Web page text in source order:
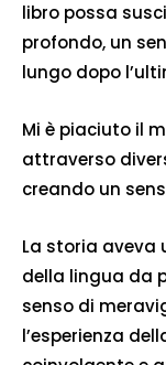
libro possa
profondo, un
lungo dopo
Mi è piaciuto il
attraverso
creando un
La storia aveva
della lingua da
senso di
l’esperienza